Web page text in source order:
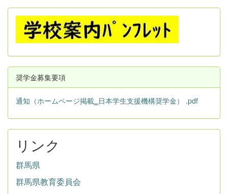
奨学金募集要項
通知（ホームページ掲載‗日本学生支援機構奨学金） .pdf
リンク
群馬県
群馬県教育委員会